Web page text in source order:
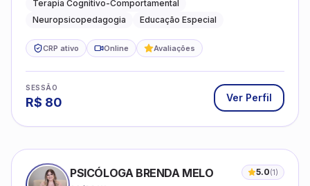
Terapia Cognitivo-Comportamental
Neuropsicopedagogia
Educação Especial
CRP ativo Online Avaliações
SESSÃO
R$ 80 Ver Perfil
PSICÓLOGA BRENDA MELO 5.0(1)